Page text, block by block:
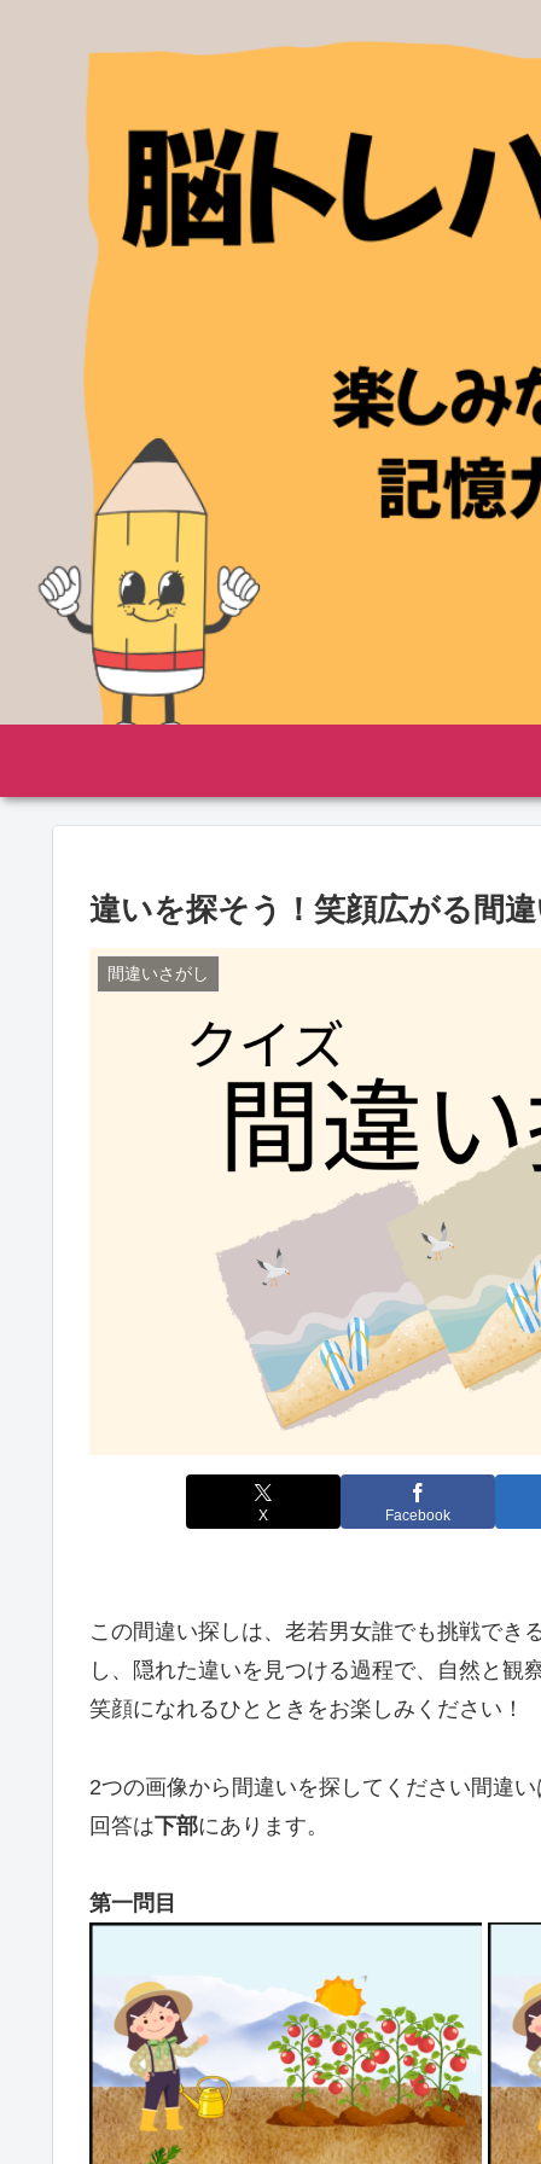
違いを探そう！笑顔広がる間
間違いさがし
X Facebook
この間違い探しは、老若男女誰でも挑戦でき
し、隠れた違いを見つける過程で、自然と
笑顔になれるひとときをお楽しみください！
2つの画像から間違いを探してください間違い
回答は下部にあります。
第一問目